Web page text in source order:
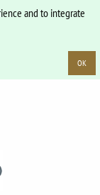
and to integrate
OK